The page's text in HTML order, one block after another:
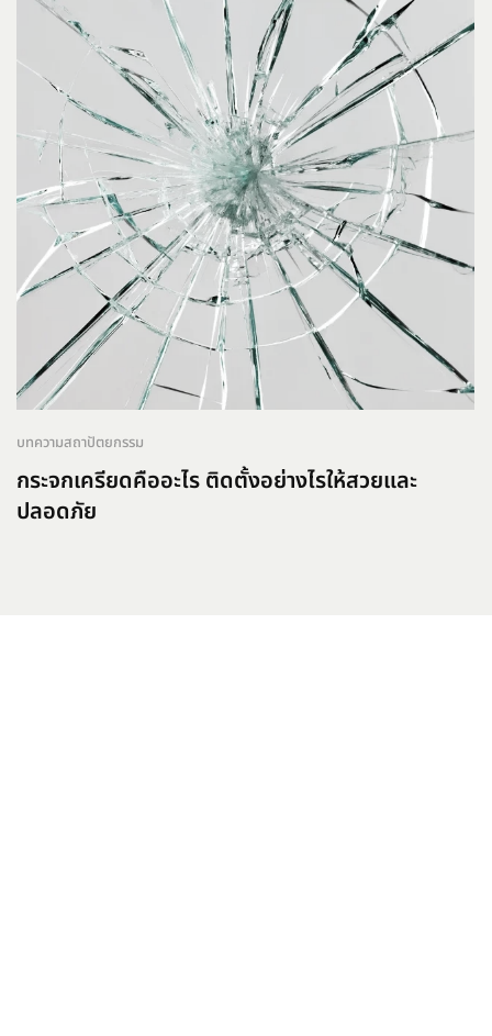
บทความสถาปัตยกรรม
กระจกเครียดคืออะไร ติดตั้งอย่างไรให้สวยและ
ปลอดภัย